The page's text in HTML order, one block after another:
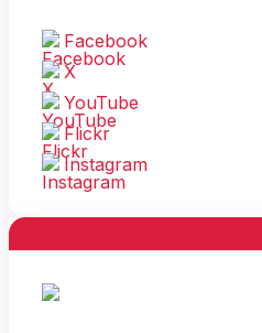
Facebook
X
YouTube
Flickr
Instagram